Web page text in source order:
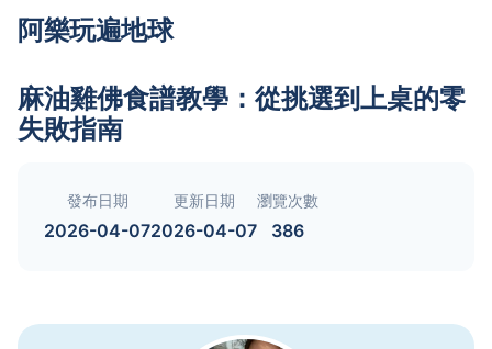
阿樂玩遍地球
麻油雞佛食譜教學：從挑選到上桌的零
失敗指南
發布日期
2026-04-07
更新日期
2026-04-07
瀏覽次數
386